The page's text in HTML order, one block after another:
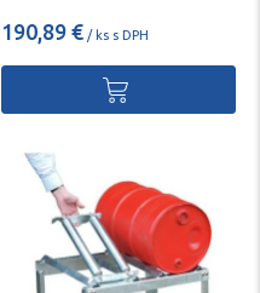
190,89 € / ks s DPH